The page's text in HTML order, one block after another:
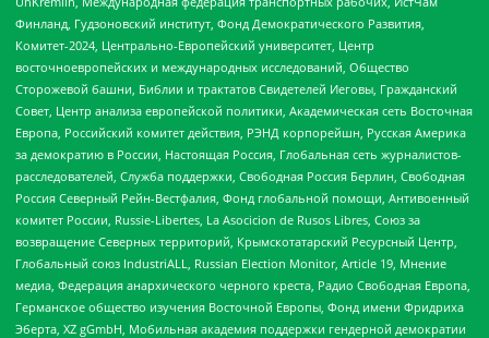
Финланд, Гудзоновский институт, Фонд Демократического Развития,
Комитет-2024, Центрально-Европейский университет, Центр
восточноевропейских и международных исследований, Общество
Сторожевой башни, Библии и трактатов Свидетелей Иеговы, Гражданский
Совет, Центр анализа европейской политики, Академическая сеть Восточная
Европа, Российский комитет действия, РЭНД корпорейшн, Русская Америка
за демократию в России, Настоящая Россия, Глобальная сеть журналистов-
расследователей, Служба поддержки, Свободная Россия Берлин, Свободная
Россия Северный Рейн-Вестфалия, Фонд глобальной помощи, Антивоенный
комитет России, Russie-Libertes, La Asocicion de Rusos Libres, Союз за
возвращение Северных территорий, Крымскотатарский Ресурсный Центр,
Глобальный союз IndustriALL, Russian Election Monitor, Article 19, Мнение
медиа, Федерация анархического черного креста, Радио Свободная Европа,
Германское общество изучения Восточной Европы, Фонд имени Фридриха
Эберта, XZ gGmbH, Мобильная академия поддержки гендерной демократии